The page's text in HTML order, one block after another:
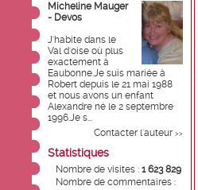
Micheline Mauger
- Devos
J'habite dans le
Val d'oise où plus
exactement à
Eaubonne.Je suis mariée à
Robert depuis le 21 mai 1988
et nous avons un enfant
Alexandre né le 2 septembre
1996.Je s...
Contacter l'auteur >>
Statistiques
Nombre de visites : 1 623 829
Nombre de commentaires :